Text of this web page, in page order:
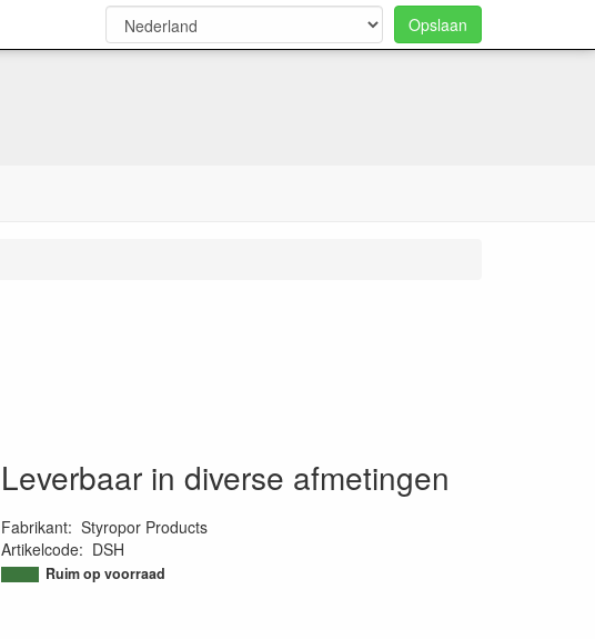
0
Leverbaar in diverse afmetingen
Fabrikant: Styropor Products
Artikelcode: DSH
9505748918132
Ruim op voorraad
Opslaan